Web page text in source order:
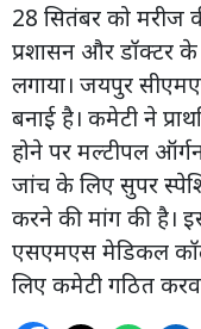
28 सितंबर को मरीज
प्रशासन और डॉक्टर
लगाया। जयपुर
बनाई है। कमेटी ने
होने पर मल्टीपल
जांच के लिए सुपर
करने की मांग की है।
एसएमएस मेडिकल
लिए कमेटी गठित